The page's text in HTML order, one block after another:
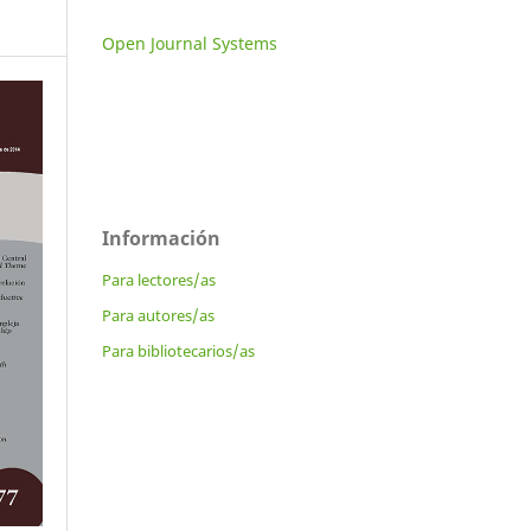
Open Journal Systems
Información
Para lectores/as
Para autores/as
Para bibliotecarios/as